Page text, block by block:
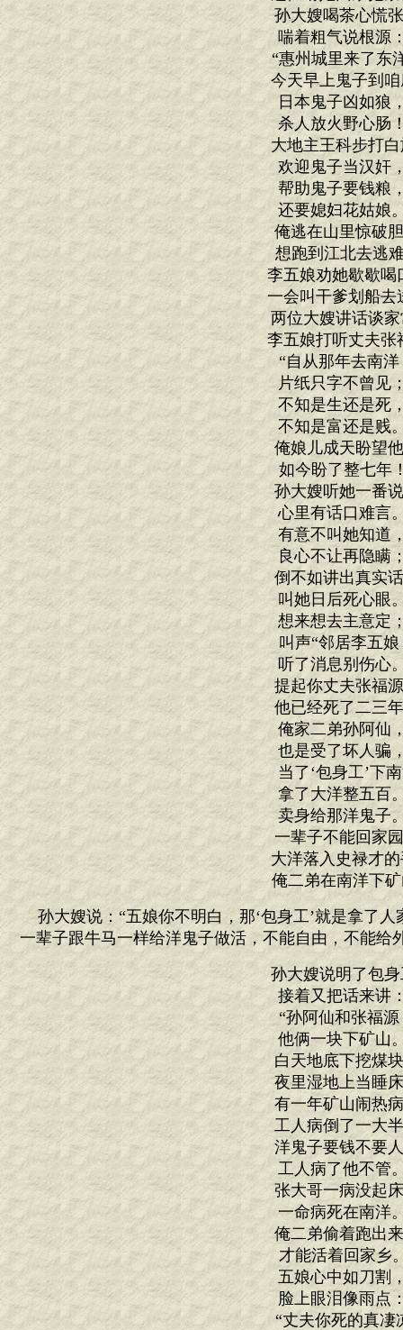
孙大嫂喝茶心慌
喘着粗气说根源
“惠州城里来了东
今天早上鬼子到咱
日本鬼子凶如狼
杀人放火野心肠
大地主王科步打白
欢迎鬼子当汉奸
帮助鬼子要钱粮
还要媳妇花姑娘
俺逃在山里惊破
想跑到江北去逃
李五娘劝她歇歇喝
一会叫干爹划船去
两位大嫂讲话谈家
李五娘打听丈夫张
“自从那年去南洋
片纸只字不曾见
不知是生还是死
不知是富还是贱
俺娘儿成天盼望
如今盼了整七年
孙大嫂听她一番
心里有话口难言
有意不叫她知道
良心不让再隐瞒
倒不如讲出真实
叫她日后死心眼
想来想去主意定
叫声“邻居李五娘
听了消息别伤心
提起你丈夫张福
他已经死了二三
俺家二弟孙阿仙
也是受了坏人骗
当了‘包身工’下南
拿了大洋整五百
卖身给那洋鬼子
一辈子不能回家
大洋落入史禄才的
俺二弟在南洋下矿
孙大嫂说：“五娘你不明白，那‘包身工’就是拿了人
一辈子跟牛马一样给洋鬼子做活，不能自由，不能给
孙大嫂说明了包身
接着又把话来讲
“孙阿仙和张福源
他俩一块下矿山
白天地底下挖煤
夜里湿地上当睡
有一年矿山闹热
工人病倒了一大
洋鬼子要钱不要
工人病了他不管
张大哥一病没起
一命病死在南洋
俺二弟偷着跑出
才能活着回家乡
五娘心中如刀割
脸上眼泪像雨点
“丈夫你死的真凄